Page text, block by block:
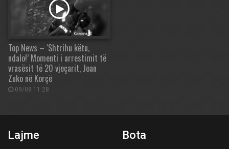
Top News – ‘Shtrihu këtu,
ndalo!’ Momenti i arrestimit të
vrasësit të 20 vjeçarit, Joan
Zuko në Korçë
09/08 11:28
Lajme Bota